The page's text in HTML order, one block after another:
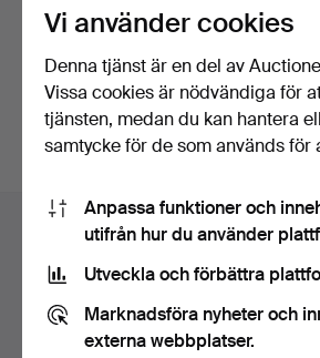
Fortsätt med
För att kunna gå vidare måste du
Sidfotsnavigation
Hjälp och kontakt
Kontakta support
Betalningsalternativ
Vi använder cookies
Denna tjänst är en del av
Vissa cookies är nödvändiga för
tjänsten, medan du kan hantera
samtycke för de som används för
Anpassa funktioner och
utifrån hur du använder
Utveckla och förbättra
Marknadsföra nyheter och
externa webbplatser.